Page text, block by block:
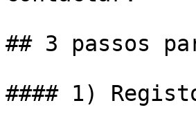
## 3 passos
#### 1)